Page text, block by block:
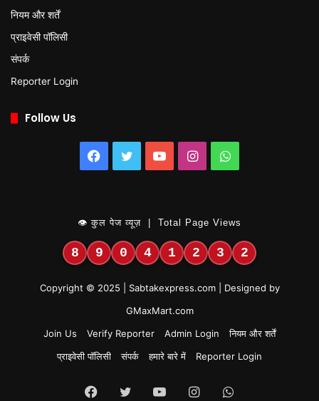
नियम और शर्तें
प्राइवेसी पॉलिसी
संपर्क
Reporter Login
Follow Us
Facebook
TwitterYouTubeInstagramWhatsApp
👁 कुल पेज व्यूज़ | Total Page Views
8 9 0 4 1 2 3 2
Copyright © 2025 | Sabtakexpress.com | Designed by
GMaxMart.com
Join Us
Verify Reporter Admin Login
नियम और शर्तें
प्राइवेसी पॉलिसी
संपर्क हमारे बारे में Reporter Login
Facebook
TwitterYouTubeInstagramWhatsApp